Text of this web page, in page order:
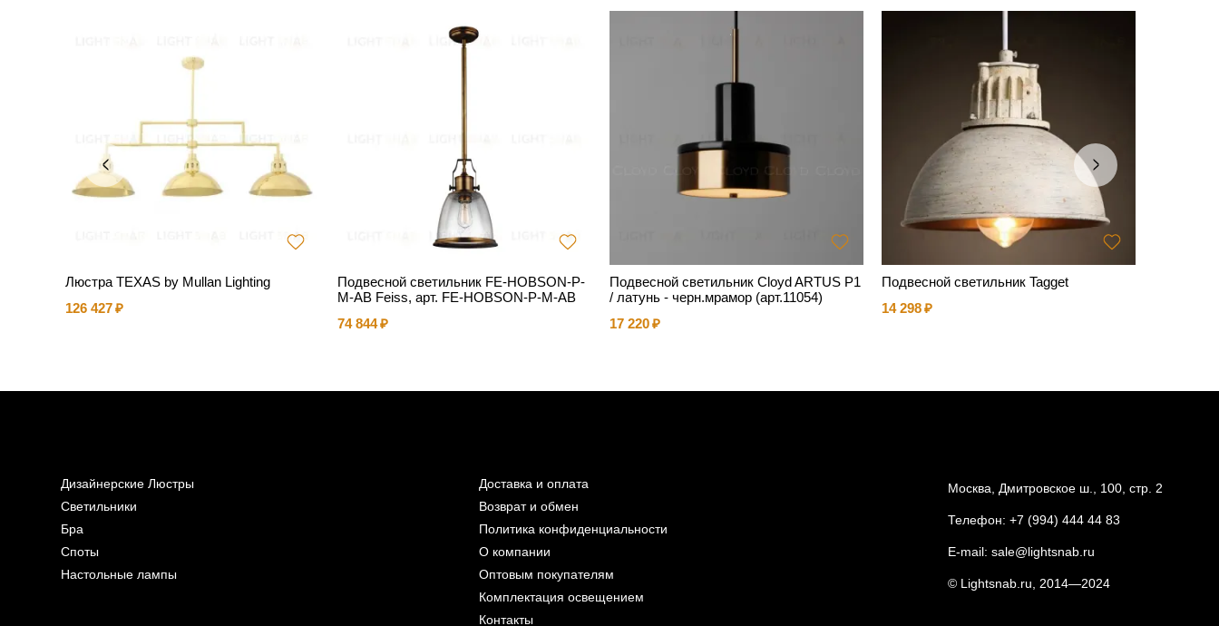
Люстра TEXAS by Mullan Lighting
126 427
Подвесной светильник FE-HOBSON-P-
M-AB Feiss, арт. FE-HOBSON-P-M-AB
74 844
Подвесной светильник Cloyd ARTUS P1
/ латунь - черн.мрамор (арт.11054)
17 220
Подвесной светильник Tagget
14 298
Дизайнерские Люстры
Светильники
Бра
Споты
Настольные лампы
Доставка и оплата
Возврат и обмен
Политика конфиденциальности
О компании
Оптовым покупателям
Комплектация освещением
Контакты
Москва, Дмитровское ш., 100, стр. 2
Телефон: +7 (994) 444 44 83
E-mail: sale@lightsnab.ru
© Lightsnab.ru, 2014—2024